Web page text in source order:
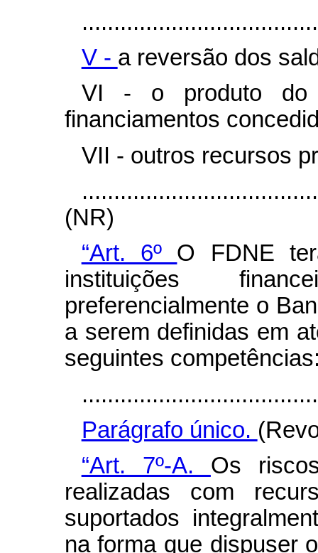
V - a reversão dos
VI - o produto do
financiamentos
VII - outros recursos
(NR)
“Art. 6º O FDNE
instituições
preferencialmente o
a serem definidas em
seguintes
Parágrafo único.
“Art. 7º-A. Os
realizadas com
suportados
na forma que dispuser